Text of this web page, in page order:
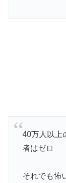
40万人以上
者はゼロ
それでも怖